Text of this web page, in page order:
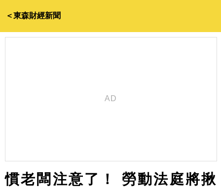
＜東森財經新聞
慣老闆注意了！ 勞動法庭將揪